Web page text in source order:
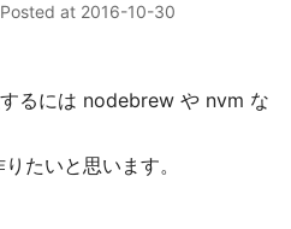
Posted at 2016-10-30
るには nodebrew や nvm な
たいと思います。